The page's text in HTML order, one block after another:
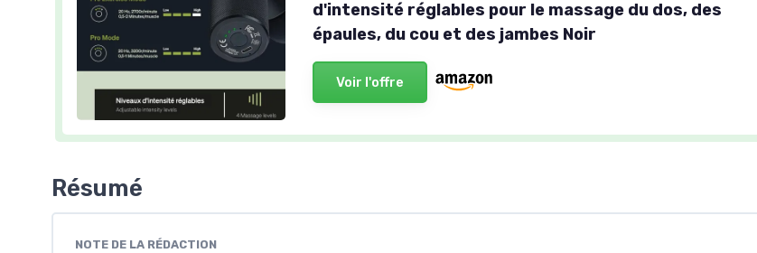
d'intensité réglables pour le massage du dos, des
épaules, du cou et des jambes Noir
Voir l'offre
Résumé
NOTE DE LA RÉDACTION